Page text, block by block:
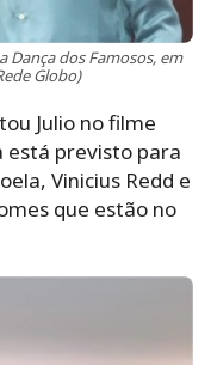
dos Famosos, em
Globo)
Julio no filme
está previsto para
Vinicius Redd e
que estão no